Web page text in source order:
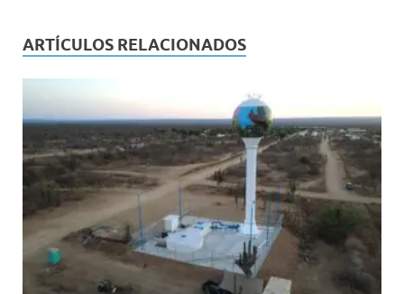
ARTÍCULOS RELACIONADOS